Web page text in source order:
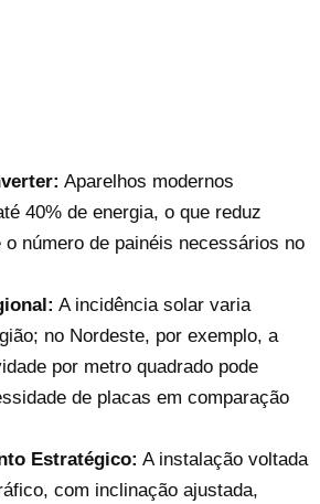
Aparelhos modernos
40% de energia, o que reduz
número de painéis necessários no
A incidência solar varia
no Nordeste, por exemplo, a
por metro quadrado pode
de placas em comparação
Estratégico: A instalação voltada
com inclinação ajustada,